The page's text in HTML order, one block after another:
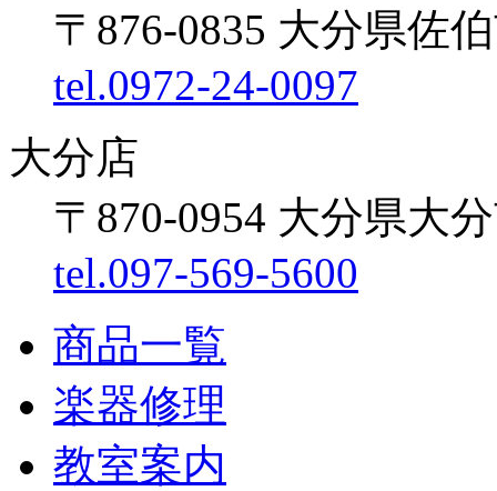
〒876-0835 大分県佐
tel.0972-24-0097
大分店
〒870-0954 大分県大
tel.097-569-5600
商品一覧
楽器修理
教室案内